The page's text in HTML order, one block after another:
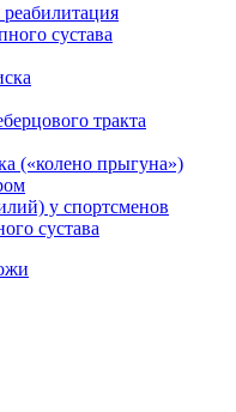
сустава
тракта
(«колено прыгуна»)
у спортсменов
сустава